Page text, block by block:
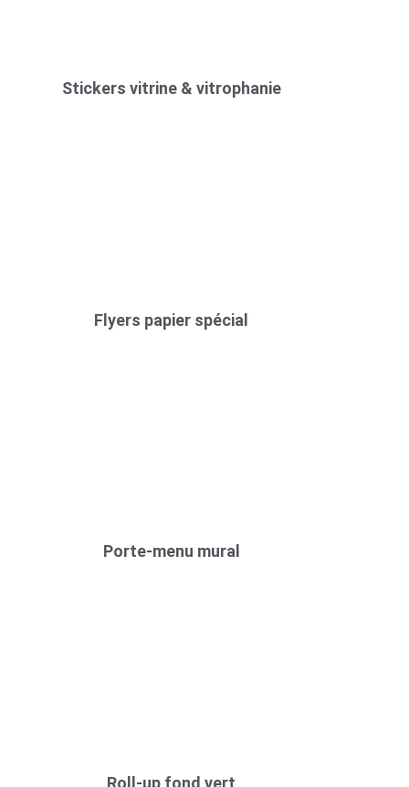
Stickers vitrine & vitrophanie
Flyers papier spécial
Porte-menu mural
Roll-up fond vert